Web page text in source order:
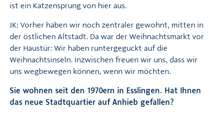
ist ein Katzensprung von hier aus.
JK: Vorher haben wir noch zentraler gewohnt, mitten in
der östlichen Altstadt. Da war der Weihnachtsmarkt vor
der Haustür: Wir haben runtergeguckt auf die
Weihnachtsinseln. Inzwischen freuen wir uns, dass wir
uns wegbewegen können, wenn wir möchten.
Sie wohnen seit den 1970ern in Esslingen. Hat Ihnen
das neue Stadtquartier auf Anhieb gefallen?